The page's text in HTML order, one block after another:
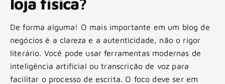
De forma alguma! O mais importante em um blog de
negócios é a clareza e a autenticidade, não o rigor
literário. Você pode usar ferramentas modernas de
inteligência artificial ou transcrição de voz para
facilitar o processo de escrita. O foco deve ser em